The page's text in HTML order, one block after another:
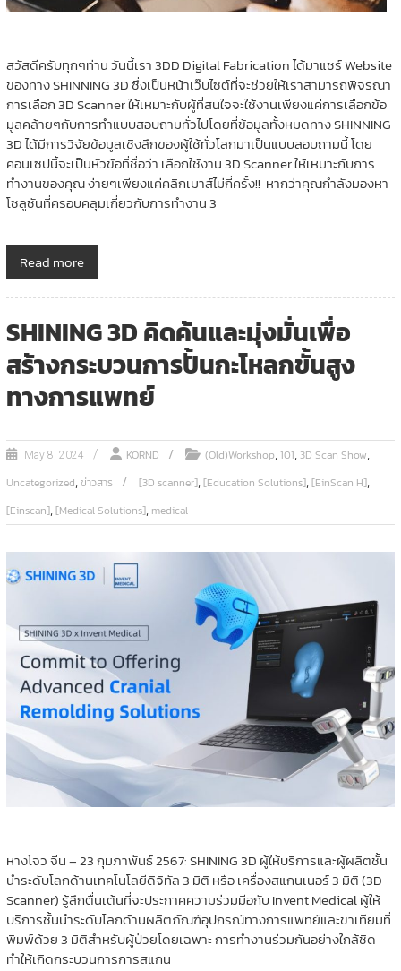
สวัสดีครับทุกๆท่าน วันนี้เรา 3DD Digital Fabrication ได้มาแชร์ Website
ของทาง SHINNING 3D ซึ่งเป็นหน้าเว๊บไซต์ที่จะช่วยให้เราสามารถพิจรณา
การเลือก 3D Scanner ให้เหมาะกับผู้ที่สนใจจะใช้งานเพียงแค่การเลือกข้อ
มูลคล้ายๆกับการทำแบบสอบถามทั่วไปโดยที่ข้อมูลทั้งหมดทาง SHINNING
3D ได้มีการวิจัยข้อมูลเชิงลึกของผู้ใช้ทั่วโลกมาเป็นแบบสอบถามนี้ โดย
คอนเซปนี้จะเป็นหัวข้อที่ชื่อว่า เลือกใช้งาน 3D Scanner ให้เหมาะกับการ
ทำงานของคุณ ง่ายๆเพียงแค่คลิกเมาส์ไม่กี่ครั้ง!! หากว่าคุณกำลังมองหา
โซลูชันที่ครอบคลุมเกี่ยวกับการทำงาน 3
Read more
SHINING 3D คิดค้นและมุ่งมั่นเพื่อ
สร้างกระบวนการปั้นกะโหลกขั้นสูง
ทางการแพทย์
May 8, 2024 KORND (Old)Workshop,101,3D Scan Show,
Uncategorized,ข่าวสาร [3D scanner],[Education Solutions],[EinScan H],
[Einscan],[Medical Solutions], medical
หางโจว จีน – 23 กุมภาพันธ์ 2567: SHINING 3D ผู้ให้บริการและผู้ผลิตชั้น
นำระดับโลกด้านเทคโนโลยีดิจิทัล 3 มิติ หรือ เครื่องสแกนเนอร์ 3 มิติ (3D
Scanner) รู้สึกตื่นเต้นที่จะประกาศความร่วมมือกับ Invent Medical ผู้ให้
บริการชั้นนำระดับโลกด้านผลิตภัณฑ์อุปกรณ์ทางการแพทย์และขาเทียมที่
พิมพ์ด้วย 3 มิติสำหรับผู้ป่วยโดยเฉพาะ การทำงานร่วมกันอย่างใกล้ชิด
ทำให้เกิดกระบวนการการสแกน